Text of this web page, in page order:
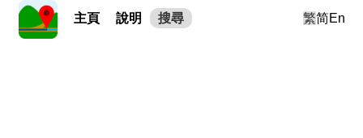
主頁 說明 搜尋 繁简En